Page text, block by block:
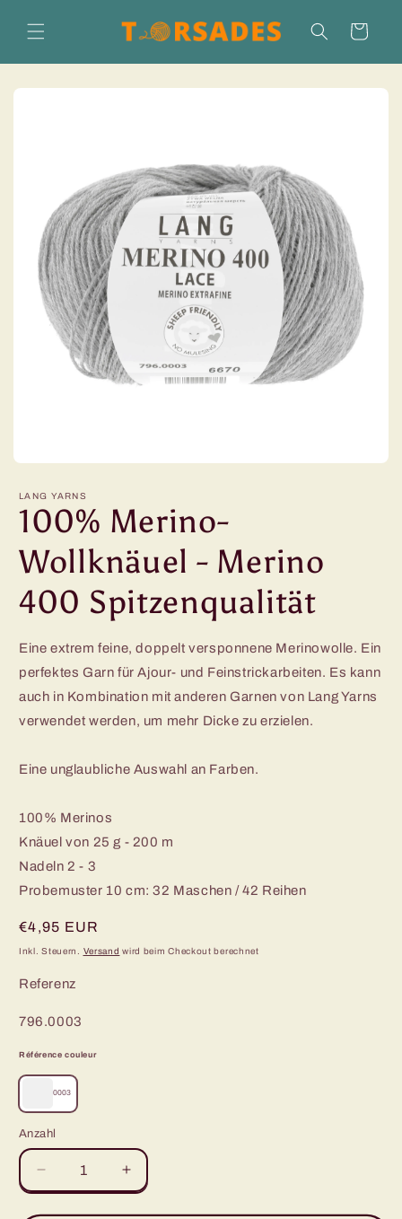
zum
Inhalt
Warenkorb
LANG YARNS
100% Merino-
Wollknäuel - Merino
400 Spitzenqualität
Eine extrem feine, doppelt versponnene Merinowolle. Ein
perfektes Garn für Ajour- und Feinstrickarbeiten. Es kann
auch in Kombination mit anderen Garnen von Lang Yarns
verwendet werden, um mehr Dicke zu erzielen.
Eine unglaubliche Auswahl an Farben.
100% Merinos
Knäuel von 25 g - 200 m
Nadeln 2 - 3
Probemuster 10 cm: 32 Maschen / 42 Reihen
Normaler
Preis
€4,95 EUR
Inkl. Steuern. Versand wird beim Checkout berechnet
Referenz
SKU:
796.0003
Référence couleur
0003
Anzahl
Verringere
die
Menge
Erhöhe
die
Menge